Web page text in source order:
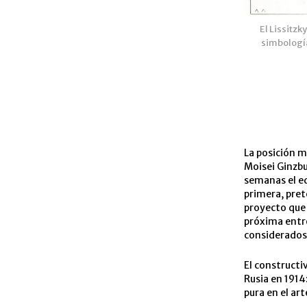
El
La posición
Moisei
semanas el
primera,
proyecto
próxima
El
Rusia en
pura en el